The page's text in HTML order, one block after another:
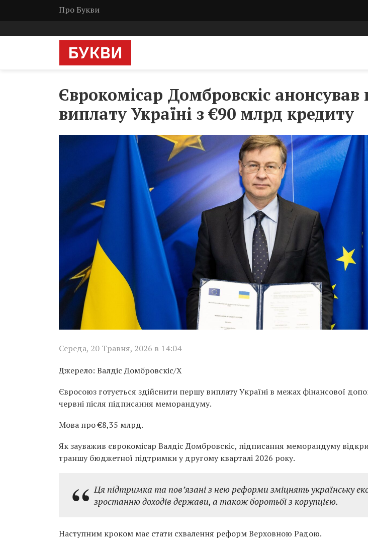
Про Букви
Єврокомісар Домбровскіс
виплату Україні з €90 млрд кредиту
Середа, 20 Травня, 2026 в 14:04
Джерело: Валдіс Домбровскіс/X
Євросоюз готується здійснити першу виплату Україні в межах фінансової
червні після підписання меморандуму.
Мова про €8,35 млрд.
Як зауважив єврокомісар Валдіс Домбровскіс, підписання меморандуму
траншу бюджетної підтримки у другому кварталі 2026 року.
Ця підтримка та пов’язані з нею реформи зміцнять українську
зростанню доходів держави, а також боротьбі з корупцією.
Наступним кроком має стати схвалення реформ Верховною Радою.